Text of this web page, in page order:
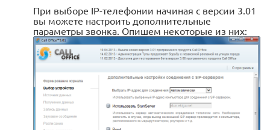
При выборе IP-телефонии начиная с версии 3.01
вы можете настроить дополнительные
параметры звонка. Опишем некоторые из них: